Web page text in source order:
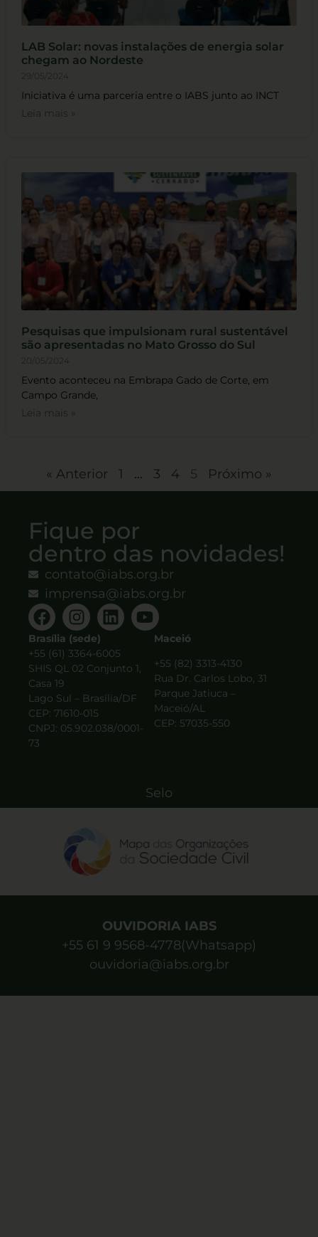
LAB Solar: novas instalações de energia solar
chegam ao Nordeste
29/05/2024
Iniciativa é uma parceria entre o IABS junto ao INCT
Leia mais »
Pesquisas que impulsionam rural sustentável
são apresentadas no Mato Grosso do Sul
20/05/2024
Evento aconteceu na Embrapa Gado de Corte, em
Campo Grande,
Leia mais »
« Anterior 1 … 3 4 5 Próximo »
Fique por
dentro das novidades!
contato@iabs.org.br
imprensa@iabs.org.br
Brasília (sede)
+55 (61) 3364-6005
SHIS QL 02 Conjunto 1,
Casa 19
Lago Sul – Brasília/DF
CEP: 71610-015
CNPJ: 05.902.038/0001-
73
Maceió
+55 (82) 3313-4130
Rua Dr. Carlos Lobo, 31
Parque Jatiuca –
Maceió/AL
CEP: 57035-550
Selo
OUVIDORIA IABS
+55 61 9 9568-4778(Whatsapp)
ouvidoria@iabs.org.br